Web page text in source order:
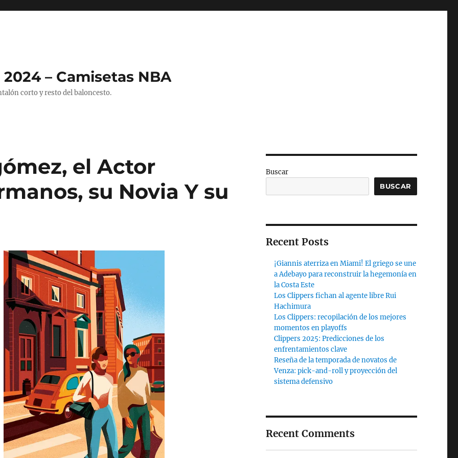
– Camisetas NBA
corto y resto del baloncesto.
el Actor
su Novia Y su
Buscar
BUSCAR
Recent Posts
¡Giannis aterriza en Miami! El griego se une
a Adebayo para reconstruir la hegemonía en
la Costa Este
Los Clippers fichan al agente libre Rui
Hachimura
Los Clippers: recopilación de los mejores
momentos en playoffs
Clippers 2025: Predicciones de los
enfrentamientos clave
Reseña de la temporada de novatos de
Venza: pick-and-roll y proyección del
sistema defensivo
Recent Comments